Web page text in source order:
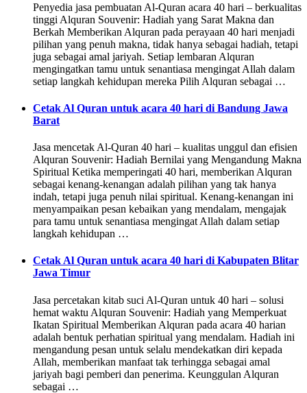
Penyedia jasa pembuatan Al-Quran acara 40 hari – berkualitas
tinggi Alquran Souvenir: Hadiah yang Sarat Makna dan
Berkah Memberikan Alquran pada perayaan 40 hari menjadi
pilihan yang penuh makna, tidak hanya sebagai hadiah, tetapi
juga sebagai amal jariyah. Setiap lembaran Alquran
mengingatkan tamu untuk senantiasa mengingat Allah dalam
setiap langkah kehidupan mereka Pilih Alquran sebagai …
Cetak Al Quran untuk acara 40 hari di Bandung Jawa
Barat
Jasa mencetak Al-Quran 40 hari – kualitas unggul dan efisien
Alquran Souvenir: Hadiah Bernilai yang Mengandung Makna
Spiritual Ketika memperingati 40 hari, memberikan Alquran
sebagai kenang-kenangan adalah pilihan yang tak hanya
indah, tetapi juga penuh nilai spiritual. Kenang-kenangan ini
menyampaikan pesan kebaikan yang mendalam, mengajak
para tamu untuk senantiasa mengingat Allah dalam setiap
langkah kehidupan …
Cetak Al Quran untuk acara 40 hari di Kabupaten Blitar
Jawa Timur
Jasa percetakan kitab suci Al-Quran untuk 40 hari – solusi
hemat waktu Alquran Souvenir: Hadiah yang Memperkuat
Ikatan Spiritual Memberikan Alquran pada acara 40 harian
adalah bentuk perhatian spiritual yang mendalam. Hadiah ini
mengandung pesan untuk selalu mendekatkan diri kepada
Allah, memberikan manfaat tak terhingga sebagai amal
jariyah bagi pemberi dan penerima. Keunggulan Alquran
sebagai …